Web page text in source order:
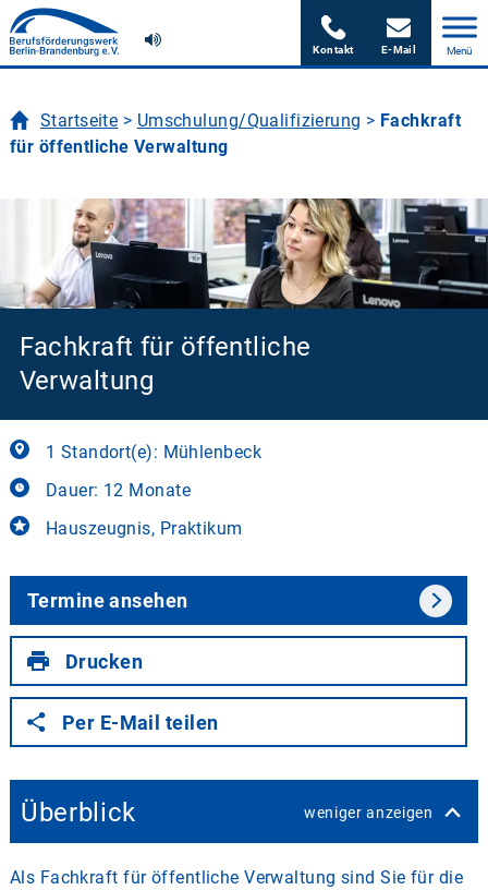
Skip
to
content
Startseite > Umschulung/Qualifizierung > Fachkraft
für öffentliche Verwaltung
Fachkraft für öffentliche
Verwaltung
1 Standort(e): Mühlenbeck
Dauer: 12 Monate
Hauszeugnis, Praktikum
Termine ansehen
Drucken
Per E-Mail teilen
Überblick weniger anzeigen
Als Fachkraft für öffentliche Verwaltung sind Sie für die